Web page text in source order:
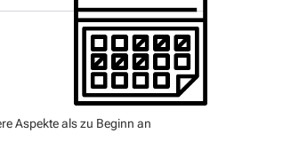
Aspekte als zu Beginn an